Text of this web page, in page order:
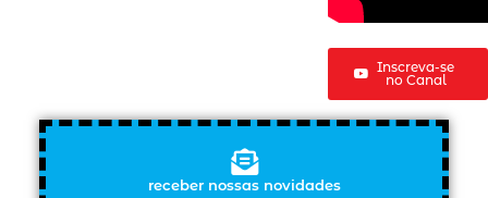
Inscreva-se
no Canal
receber nossas novidades